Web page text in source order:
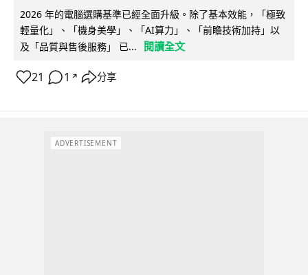
2026 年的電腦選購基準已經全面升級。除了基本效能，「極致
輕量化」、「機身美學」、「AI算力」、「前瞻技術加持」以
及「品質與售後服務」 已...
閱讀全文
21 1 ↗ 分享
ADVERTISEMENT